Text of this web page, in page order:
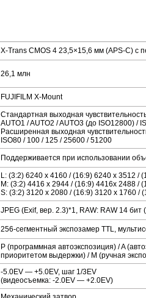
X-Trans CMOS 4 23,5×15,6 мм (APS-C) с
26,1 млн
FUJIFILM X-Mount
Стандартная выходная
AUTO1 / AUTO2 / AUTO3 (до ISO12800) /
Расширенная выходная
ISO80 / 100 / 125 / 25600 / 51200
Поддерживается при использовании
L: (3:2) 6240 x 4160 / (16:9) 6240 x 3512 /
M: (3:2) 4416 x 2944 / (16:9) 4416x 2488 /
S: (3:2) 3120 x 2080 / (16:9) 3120 x 1760 /
JPEG (Exif, вер. 2.3)*1, RAW: RAW 14
256-сегментный экспозамер TTL,
P (программная автоэкспозиция) / A
приоритетом выдержки) / M (ручная
-5.0EV — +5.0EV, шаг 1/3EV
(видеосъемка: -2.0EV — +2.0EV)